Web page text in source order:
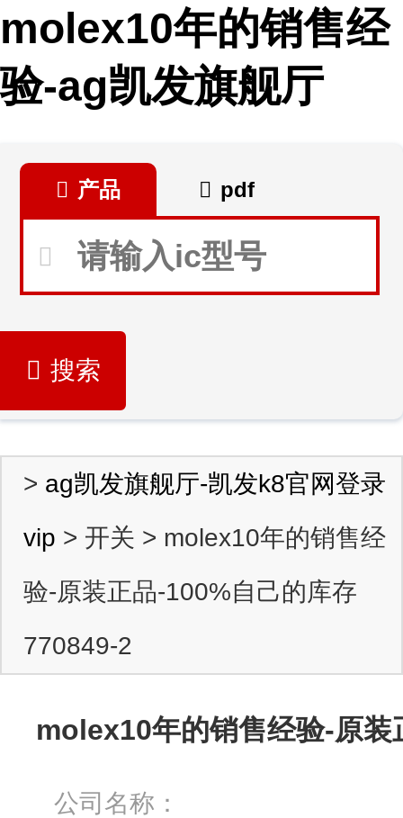
molex10年的销售经
验-ag凯发旗舰厅
产品 pdf
搜索
> ag凯发旗舰厅-凯发k8官网登录
vip > 开关 > molex10年的销售经
验-原装正品-100%自己的库存
770849-2
molex10年的销售经验-原
公司名称：